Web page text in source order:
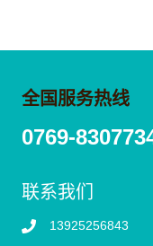
全国服务热线
0769-
联系我们
13925256843